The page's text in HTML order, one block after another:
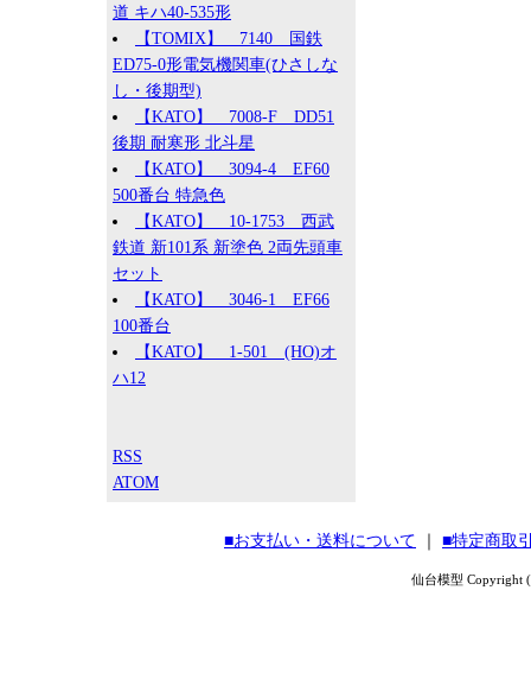
道 キハ40-535形
【TOMIX】 7140 国鉄
ED75-0形電気機関車(ひさしな
し・後期型)
【KATO】 7008-F DD51
後期 耐寒形 北斗星
【KATO】 3094-4 EF60
500番台 特急色
【KATO】 10-1753 西武
鉄道 新101系 新塗色 2両先頭車
セット
【KATO】 3046-1 EF66
100番台
【KATO】 1-501 (HO)オ
ハ12
RSS
ATOM
■お支払い・送料について ■特定商取
仙台模型 Copyright